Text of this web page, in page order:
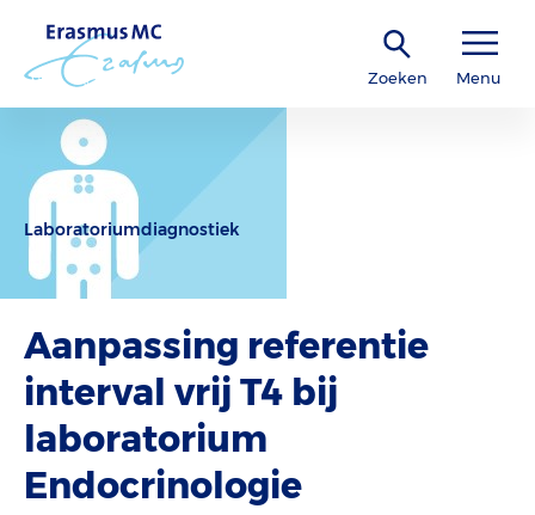
Zoeken Menu
Laboratoriumdiagnostiek
Aanpassing referentie
interval vrij T4 bij
laboratorium
Endocrinologie